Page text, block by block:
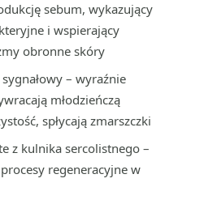
sebum, wykazujący
i wspierający
obronne skóry
– wyraźnie
młodzieńczą
spłycają zmarszczki
z kulnika sercolistnego –
regeneracyjne w